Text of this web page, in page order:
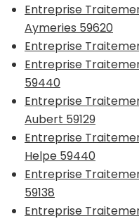
Entreprise
Aymeries 59620
Entreprise
Entreprise
59440
Entreprise
Aubert 59129
Entreprise
Helpe 59440
Entreprise
59138
Entreprise